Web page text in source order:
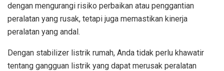
dengan mengurangi risiko perbaikan atau penggantian
peralatan yang rusak, tetapi juga memastikan kinerja
peralatan yang andal.
Dengan stabilizer listrik rumah, Anda tidak perlu khawatir
tentang gangguan listrik yang dapat merusak peralatan